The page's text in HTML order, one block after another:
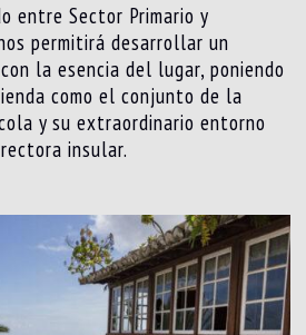
entre Sector Primario y
permitirá desarrollar un
la esencia del lugar, poniendo
como el conjunto de la
y su extraordinario entorno
insular.